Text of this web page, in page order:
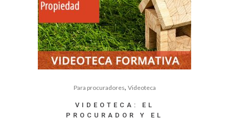
Para procuradores, Videoteca
VIDEOTECA: EL
PROCURADOR Y EL